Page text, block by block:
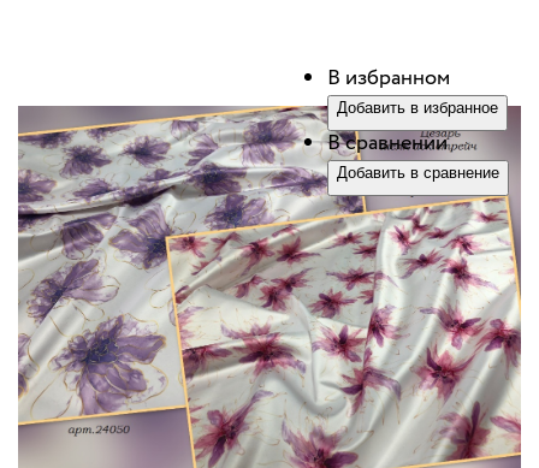
В избранном
Добавить в избранное
В сравнении
Добавить в сравнение